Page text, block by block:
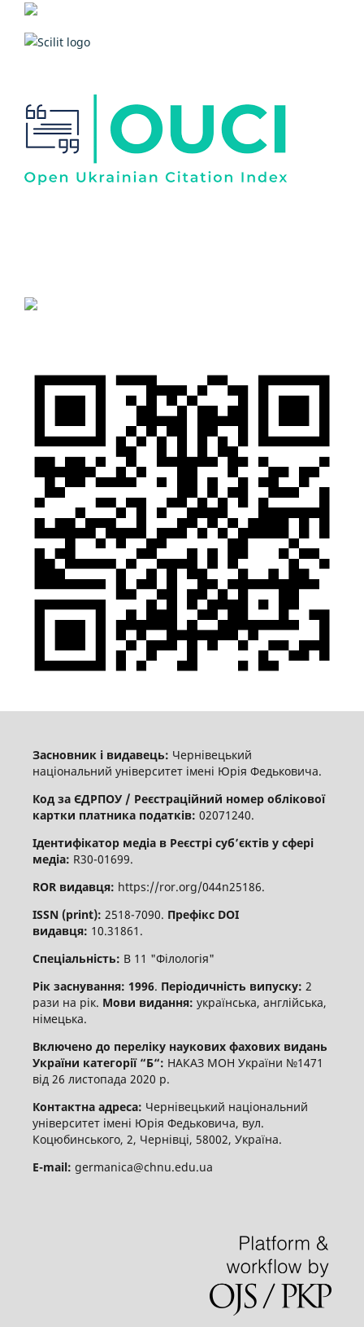
Засновник і видавець: Чернівецький
національний університет імені Юрія Федьковича.
Код за ЄДРПОУ / Реєстраційний номер облікової
картки платника податків: 02071240.
Ідентифікатор медіа в Реєстрі суб’єктів у сфері
медіа: R30-01699.
ROR видавця: https://ror.org/044n25186.
ISSN (print): 2518-7090. Префікс DOI
видавця: 10.31861.
Спеціальність: В 11 "Філологія"
Рік заснування: 1996. Періодичність випуску: 2
рази на рік. Мови видання: українська, англійська,
німецька.
Включено до переліку наукових фахових видань
України категорії “Б“: НАКАЗ МОН України №1471
від 26 листопада 2020 р.
Контактна адреса: Чернівецький національний
університет імені Юрія Федьковича, вул.
Коцюбинського, 2, Чернівці, 58002, Україна.
E-mail: germanica@chnu.edu.ua